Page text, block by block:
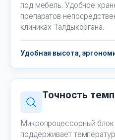
под мебель. Удобное
препаратов
клиниках Талдыкоргана.
Удобная высота,
Точность
Микропроцессорный блок
поддерживает